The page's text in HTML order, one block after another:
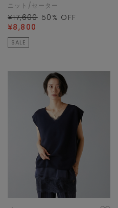
ニット/セーター
¥17,600 50 % OFF
¥8,800
SALE